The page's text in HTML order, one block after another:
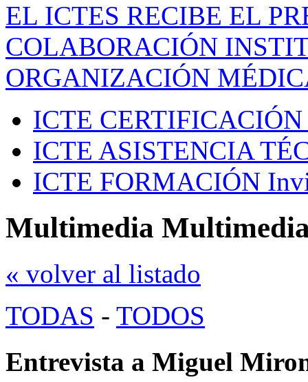
EL ICTES RECIBE EL
COLABORACIÓN
ORGANIZACIÓN
ICTE CERTIFICACIÓN
ICTE ASISTENCIA
ICTE FORMACIÓN
Multimedia
« volver al listado
TODAS - TODOS
Entrevista a Miguel